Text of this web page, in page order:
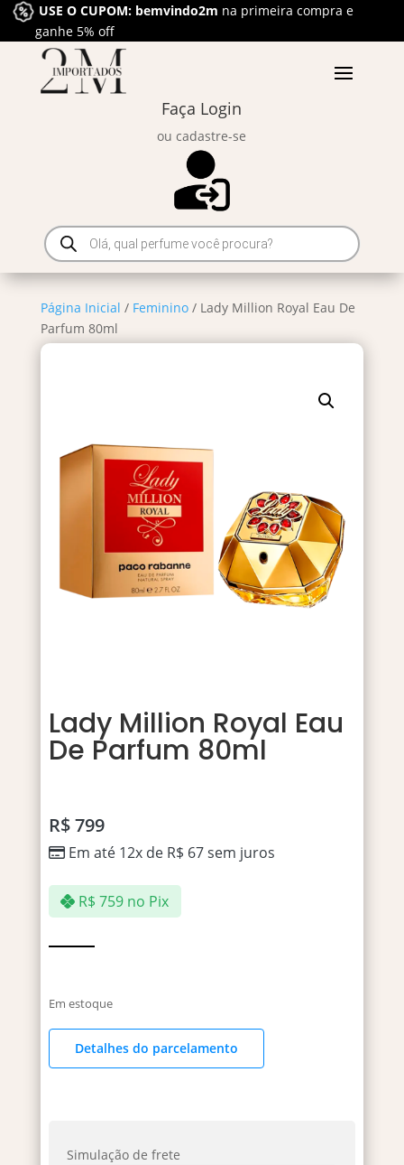
USE O CUPOM: bemvindo2m na primeira compra e
ganhe 5% off
Faça Login
ou cadastre-se
Pesquisar
produtos
Página Inicial / Feminino/ Lady Million Royal Eau De
Parfum 80ml
Lady Million Royal Eau
De Parfum 80ml
R$799
Em até 12x de R$ 67sem juros
R$ 759 no Pix
Em estoque
Detalhes do parcelamento
Simulação de frete